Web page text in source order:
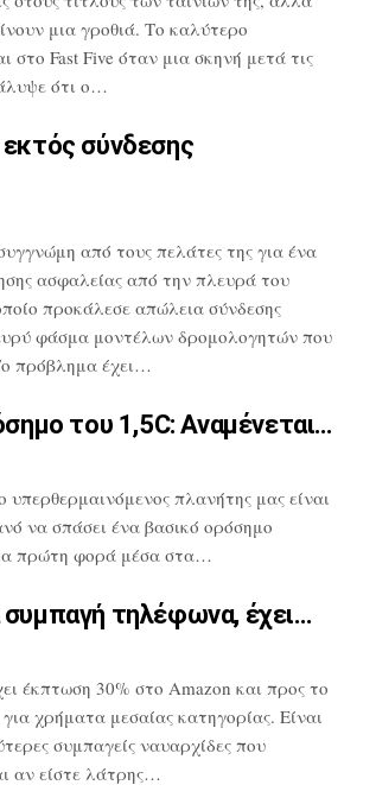
μια γροθιά. Το καλύτερο
στο Fast Five όταν μιασκηνή μετά τις
ότι ο…
σύνδεσης
από τους πελάτεςτης για ένα
ασφαλείαςαπό την πλευρά του
προκάλεσε απώλεια σύνδεσης
φάσμα μοντέλων δρομολογητών που
πρόβλημα έχει…
του 1,5C: Αναμένεται…
υπερθερμαινόμενος πλανήτης μαςείναι
να σπάσει έναβασικό ορόσημο
πρώτη φορά μέσα στα…
συμπαγή τηλέφωνα, έχει…
έκπτωση 30% στο Amazon και προς το
χρήματα μεσαίας κατηγορίας. Είναι
συμπαγείς ναυαρχίδεςπου
αν είστε λάτρης…